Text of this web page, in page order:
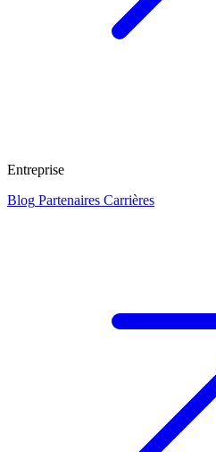
Entreprise
Blog Partenaires Carrières